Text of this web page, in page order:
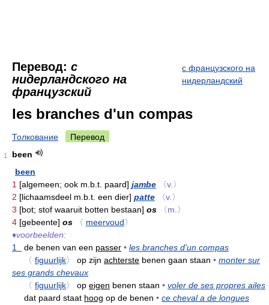
Перевод: с
нидерландского на
французский
с французского на
нидерландский
les branches d'un compas
Толкование Перевод
1
been
been
1 [algemeen; ook m.b.t. paard] jambe
〈v.〉
2 [lichaamsdeel m.b.t. een dier] patte
〈v.〉
3 [bot; stof waaruit botten bestaan] os
〈m.〉
4 [gebeente] os 〈 meervoud〉
♦voorbeelden:
1
de benen van een passer • les branches d'un compas
〈 figuurlijk〉 op zijn achterste benen gaan staan • monter sur
ses grands chevaux
〈 figuurlijk〉 op eigen benen staan • voler de ses propres ailes
dat paard staat hoog op de benen • ce cheval a de longues